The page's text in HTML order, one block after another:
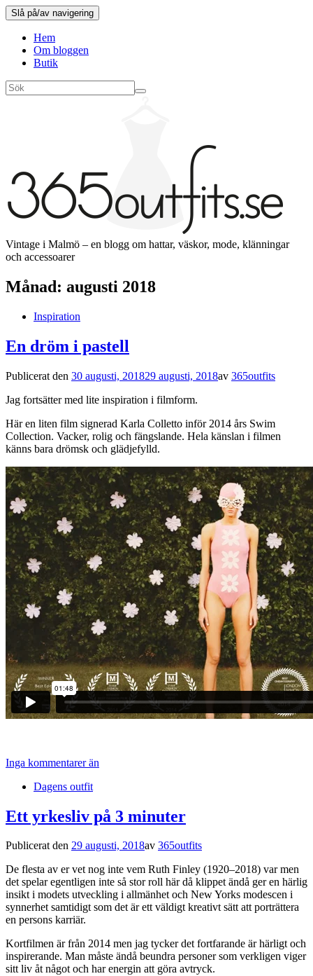
Slå på/av navigering
Hem
Om bloggen
Butik
Vintage i Malmö – en blogg om hattar, väskor, mode, klänningar
och accessoarer
Månad: augusti 2018
Inspiration
En dröm i pastell
Publicerat den 30 augusti, 201829 augusti, 2018av 365outfits
Jag fortsätter med lite inspiration i filmform.
Här en liten film signerad Karla Colletto inför 2014 års Swim
Collection. Vacker, rolig och fängslande. Hela känslan i filmen
känns bara drömsk och glädjefylld.
Inga kommentarer än
Dagens outfit
Ett yrkesliv på 3 minuter
Publicerat den 29 augusti, 2018av 365outfits
De flesta av er vet nog inte vem Ruth Finley (1920–2018) var men
det spelar egentligen inte så stor roll här då klippet ändå ger en härlig
insikt i modets utveckling i allmänhet och New Yorks modescen i
synnerhet samtidigt som det är ett väldigt kreativt sätt att porträttera
en persons karriär.
Kortfilmen är från 2014 men jag tycker det fortfarande är härligt och
inspirerande. Man måste ändå beundra personer som verkligen viger
sitt liv åt något och har energin att göra avtryck.